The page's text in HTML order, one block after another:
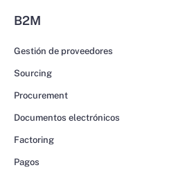
B2M
Gestión de proveedores
Sourcing
Procurement
Documentos electrónicos
Factoring
Pagos